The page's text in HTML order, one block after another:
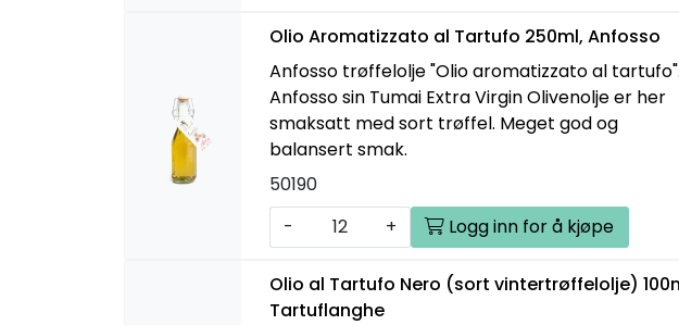
Olio Aromatizzato al Tartufo 250ml, Anfosso
Anfosso trøffelolje "Olio aromatizzato al tartufo".
Anfosso sin Tumai Extra Virgin Olivenolje er her
smaksatt med sort trøffel. Meget god og
balansert smak.
50190
-
+ Logg inn for å kjøpe
Olio al Tartufo Nero (sort vintertrøffelolje)
Tartuflanghe